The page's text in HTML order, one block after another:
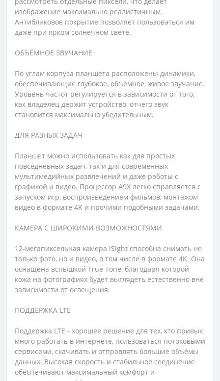
изображение максимально реалистичным.
Антибликовое покрытие позволяет пользоваться им
даже при ярком солнечном свете.
ОБЪЁМНОЕ ЗВУЧАНИЕ
По углам корпуса планшета расположены динамики,
обеспечивающие глубокое, объёмное, живое звучание.
Уровень частот регулируется в зависимости от того,
как владелец держит устройство, отчего звук
становится максимально убедительным.
ДЛЯ РАЗНЫХ ЗАДАЧ
Планшет можно использовать как для простых
повседневных задач, так и для современных
мультимедийных развлечений и даже работы с
графикой и видео. Процессор A9X легко справляется с
запуском игр, воспроизведением фильмов, монтажом
видео в формате 4K и прочими подобными задачами.
КАМЕРА С ШИРОКИМИ ВОЗМОЖНОСТЯМИ
12-мегапиксельная камера iSight способна снимать не
только фото, но и видео, в том числе в формате 4K. Она
оснащена вспышкой True Tone, благодаря которой
кожа на фотографиях будет выглядеть естественно вне
зависимости от освещения.
ПОДДЕРЖКА LTE
Поддержка LTE - хорошее решение для тех, кто привык
много работать в интернете, пользоваться потоковыми
сервисами, скачивать и отправлять большие объёмы
данных. Высокая скорость и стабильное соединение
обеспечивают максимальный комфорт и